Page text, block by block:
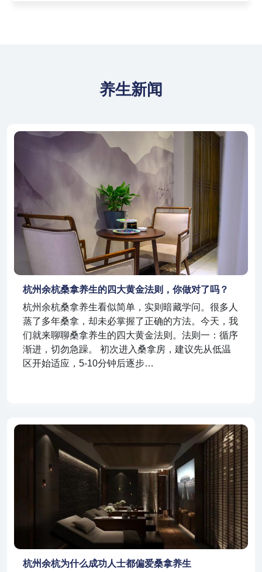
养生新闻
杭州余杭桑拿养生的四大黄金法则，你做对了吗？
杭州余杭桑拿养生看似简单，实则暗藏学问。很多人
蒸了多年桑拿，却未必掌握了正确的方法。今天，我
们就来聊聊桑拿养生的四大黄金法则。法则一：循序
渐进，切勿急躁。 初次进入桑拿房，建议先从低温
区开始适应，5-10分钟后逐步…
杭州余杭为什么成功人士都偏爱桑拿养生